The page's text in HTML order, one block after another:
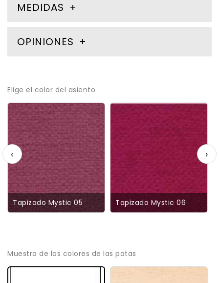
MEDIDAS
OPINIONES
Elige el color del asiento
Tapizado Mystic 05 Tapizado Mystic 06
‹ ›
Muestra de los colores de las patas